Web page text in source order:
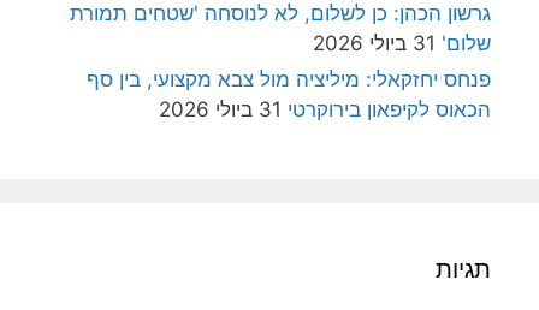
גרשון הכהן: כן לשלום, לא לנוסחה 'שטחים תמורת
שלום' 31 ביולי 2026
פנחס יחזקאלי: מיליציה מול צבא מקצועי, בין סף
הכאוס לקיפאון בירוקרטי 31 ביולי 2026
תגיות